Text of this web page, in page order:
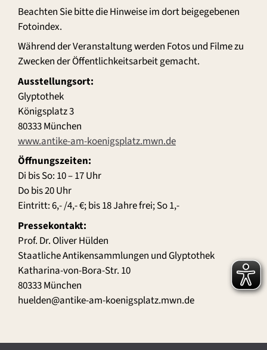
Beachten Sie bitte die Hinweise im dort beigegebenen
Fotoindex.
Während der Veranstaltung werden Fotos und Filme zu
Zwecken der Öffentlichkeitsarbeit gemacht.
Ausstellungsort:
Glyptothek
Königsplatz 3
80333 München
www.antike-am-koenigsplatz.mwn.de
Öffnungszeiten:
Di bis So: 10 – 17 Uhr
Do bis 20 Uhr
Eintritt: 6,- /4,- €; bis 18 Jahre frei; So 1,-
Pressekontakt:
Prof. Dr. Oliver Hülden
Staatliche Antikensammlungen und Glyptothek
Katharina-von-Bora-Str. 10
80333 München
huelden@antike-am-koenigsplatz.mwn.de